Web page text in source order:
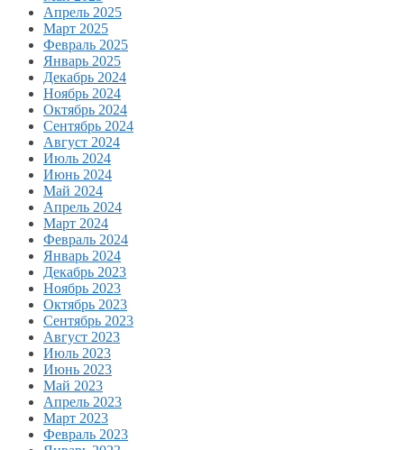
Апрель 2025
Март 2025
Февраль 2025
Январь 2025
Декабрь 2024
Ноябрь 2024
Октябрь 2024
Сентябрь 2024
Август 2024
Июль 2024
Июнь 2024
Май 2024
Апрель 2024
Март 2024
Февраль 2024
Январь 2024
Декабрь 2023
Ноябрь 2023
Октябрь 2023
Сентябрь 2023
Август 2023
Июль 2023
Июнь 2023
Май 2023
Апрель 2023
Март 2023
Февраль 2023